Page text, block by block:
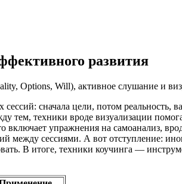
развития
Options, Will), активное слушание и
сначала цели, потом
тем, техники вроде визуализации
включает упражнения на самоанализ,
между сессиями. А вот отступление:
В итоге, техники коучинга —